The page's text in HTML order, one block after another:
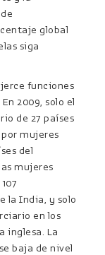
global
siga
funciones
2009, solo el
de 27 países
mujeres
del
mujeres
la India, y solo
en los
inglesa. La
baja de nivel